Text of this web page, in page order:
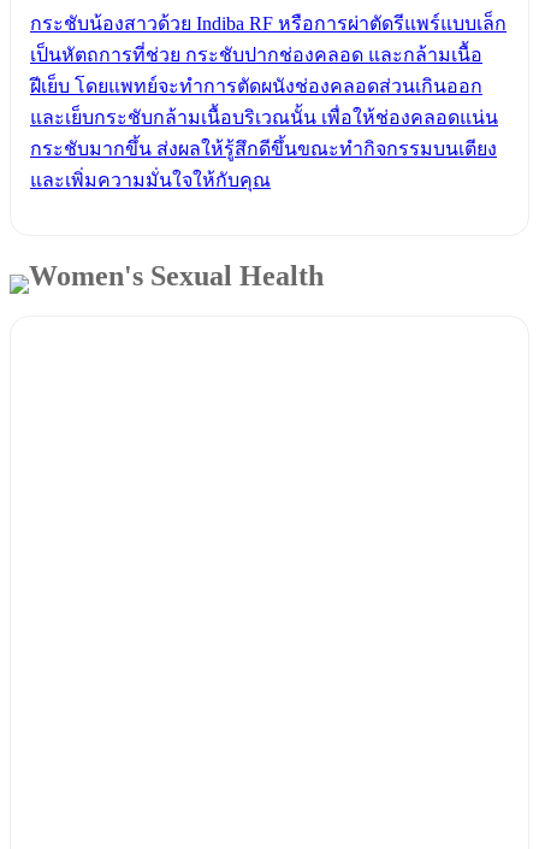
กระชับน้องสาวด้วย Indiba RF หรือการผ่าตัดรีแพร์แบบเล็ก
เป็นหัตถการที่ช่วย กระชับปากช่องคลอด และกล้ามเนื้อ
ฝีเย็บ โดยแพทย์จะทำการตัดผนังช่องคลอดส่วนเกินออก
และเย็บกระชับกล้ามเนื้อบริเวณนั้น เพื่อให้ช่องคลอดแน่น
กระชับมากขึ้น ส่งผลให้รู้สึกดีขึ้นขณะทำกิจกรรมบนเตียง
และเพิ่มความมั่นใจให้กับคุณ
Women's Sexual Health